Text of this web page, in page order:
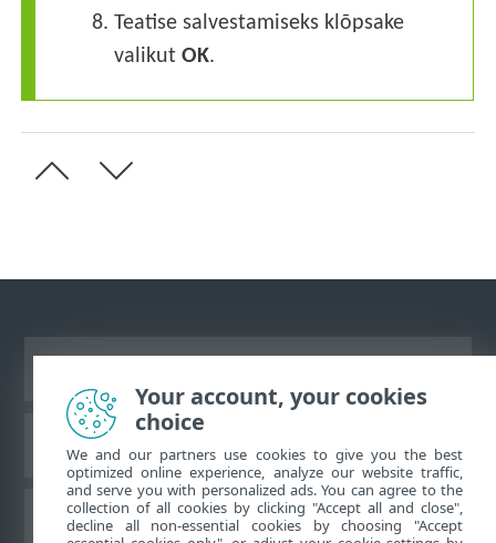
8. Teatise salvestamiseks klõpsake
valikutOK.
ESET teadmistebaas
ESET-i foorum
Your account, your cookies
choice
We and our partners use cookies to give you the best
optimized online experience, analyze our website traffic,
and serve you with personalized ads. You can agree to the
collection of all cookies by clicking "Accept all and close",
decline all non-essential cookies by choosing "Accept